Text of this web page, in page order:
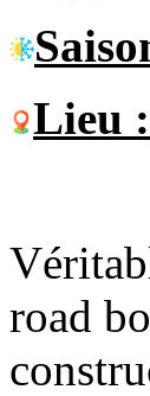
Lieu :
road